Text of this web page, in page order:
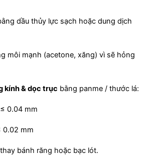
dầu thủy lực sạch hoặc dung dịch
môi mạnh (acetone, xăng) vì sẽ hỏng
kính & dọc trục bằng panme / thước lá:
0.04 mm
0.02 mm
bánh răng hoặc bạc lót.